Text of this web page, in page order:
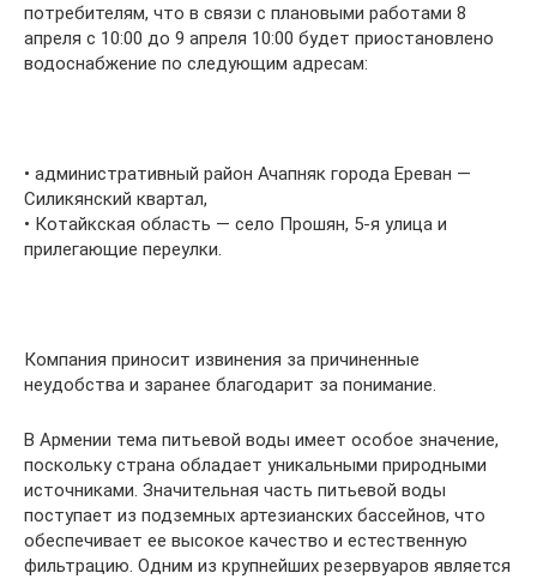
потребителям, что в связи с плановыми работами 8
апреля с 10:00 до 9 апреля 10:00 будет приостановлено
водоснабжение по следующим адресам:
• административный район Ачапняк города Ереван —
Силикянский квартал,
• Котайкская область — село Прошян, 5-я улица и
прилегающие переулки.
Компания приносит извинения за причиненные
неудобства и заранее благодарит за понимание.
В Армении тема питьевой воды имеет особое значение,
поскольку страна обладает уникальными природными
источниками. Значительная часть питьевой воды
поступает из подземных артезианских бассейнов, что
обеспечивает ее высокое качество и естественную
фильтрацию. Одним из крупнейших резервуаров является